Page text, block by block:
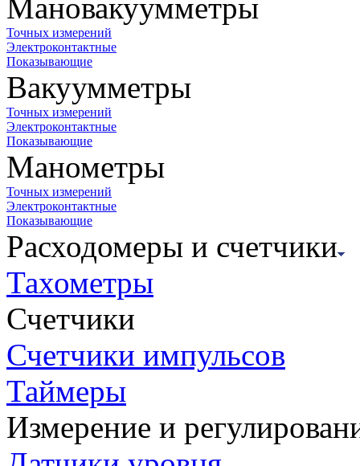
Мановакуумметры
Точных измерений
Электроконтактные
Показывающие
Вакуумметры
Точных измерений
Электроконтактные
Показывающие
Манометры
Точных измерений
Электроконтактные
Показывающие
Расходомеры и счетчики
Тахометры
Счетчики
Счетчики импульсов
Таймеры
Измерение и